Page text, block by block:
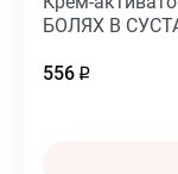
БОЛЯХ В
556